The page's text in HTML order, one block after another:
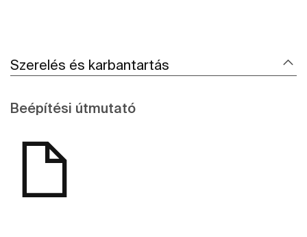
Szerelés és karbantartás
Beépítési útmutató